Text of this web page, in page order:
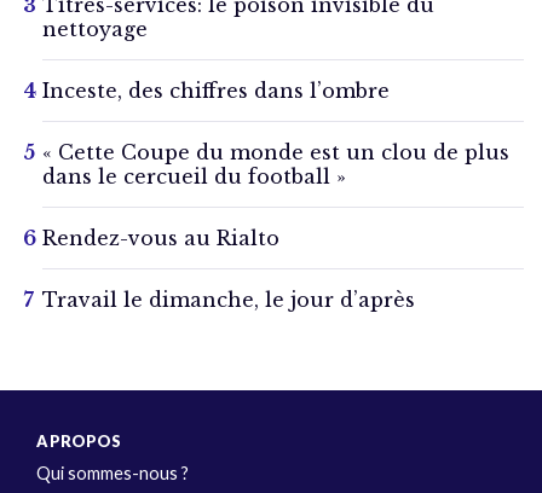
nettoyage
Inceste, des chiffres dans l’ombre
« Cette Coupe du monde est un clou de plus
dans le cercueil du football »
Rendez-vous au Rialto
Travail le dimanche, le jour d’après
A PROPOS
Qui sommes-nous ?